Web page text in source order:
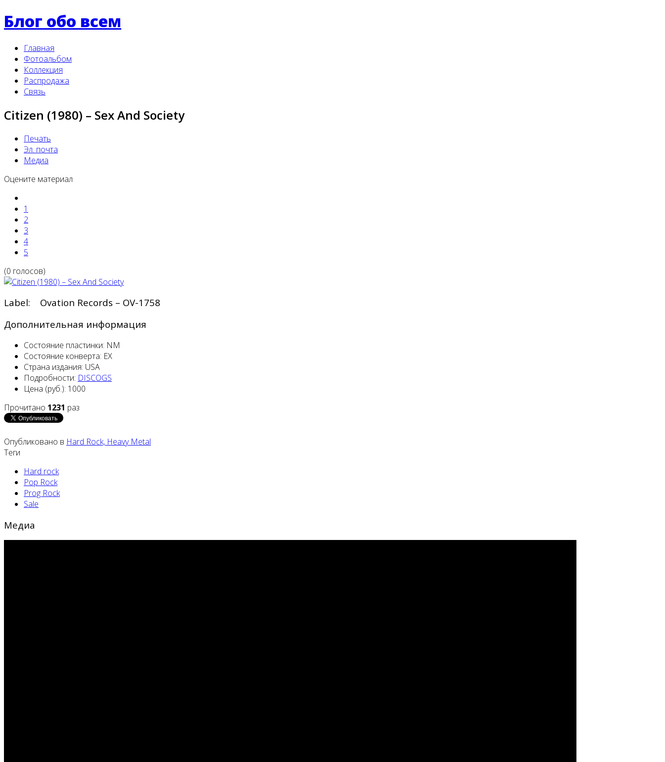
Блог обо всем
Главная
Фотоальбом
Коллекция
Распродажа
Связь
Citizen (1980) – Sex And Society
Печать
Эл. почта
Медиа
Оцените материал
1
2
3
4
5
(0 голосов)
Label: Ovation Records – OV-1758
Дополнительная информация
Состояние пластинки: NM
Состояние конверта: EX
Страна издания: USA
Подробности: DISCOGS
Цена (руб.): 1000
Прочитано 1231 раз
Опубликовано в Hard Rock, Heavy Metal
Теги
Hard rock
Pop Rock
Prog Rock
Sale
Медиа